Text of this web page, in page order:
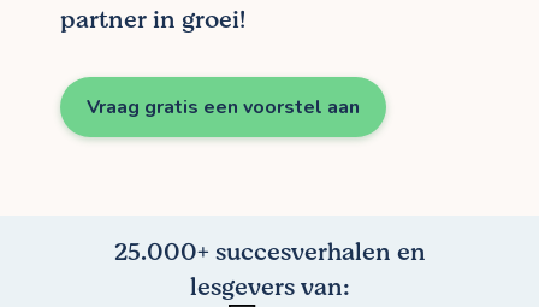
partner in groei!
Vraag gratis een voorstel aan
25.000+ succesverhalen en
lesgevers van: